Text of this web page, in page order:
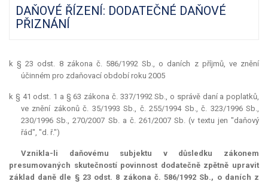
DAŇOVÉ ŘÍZENÍ: DODATEČNÉ DAŇOVÉ
PŘIZNÁNÍ
k § 23 odst. 8 zákona č. 586/1992 Sb., o daních z příjmů, ve znění
účinném pro zdaňovací období roku 2005
k § 41 odst. 1 a § 63 zákona č. 337/1992 Sb., o správě daní a poplatků,
ve znění zákonů č. 35/1993 Sb., č. 255/1994 Sb., č. 323/1996 Sb.,
230/1996 Sb., 270/2007 Sb. a č. 261/2007 Sb. (v textu jen "daňový
řád", "d. ř.")
Vznikla-li daňovému subjektu v důsledku zákonem
presumovaných skutečností povinnost dodatečně zpětně upravit
základ daně dle § 23 odst. 8 zákona č. 586/1992 Sb., o daních z